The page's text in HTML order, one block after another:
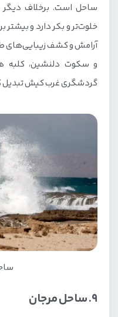
ساحل است. برخلاف
خلوت‌تر و بکر دارد و
آرامش و کشف زیبایی‌های
و سکوت دلنشین، کلبه
گردشگری غرب کیش تبدیل
9. ساحل مرجان